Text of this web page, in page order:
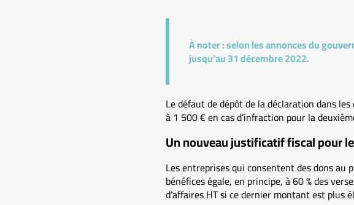
À noter :selon les annonces du
jusqu’au 31 décembre 2022.
Le défaut de dépôt de la déclaration dans
à 1 500 € en cas d’infraction pour la
Un nouveau justificatif fiscal pour
Les entreprises qui consentent des dons
bénéfices égale, en principe, à 60 % des
d’affaires HT si ce dernier montant est plus